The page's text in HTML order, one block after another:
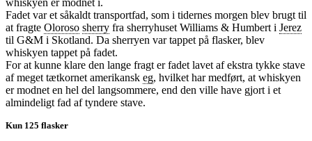
Fadet var et såkaldt transportfad, som i tidernes morgen blev brugt til
at fragte Oloroso sherry fra sherryhuset Williams & Humbert i Jerez
til G&M i Skotland. Da sherryen var tappet på flasker, blev
whiskyen tappet på fadet.
For at kunne klare den lange fragt er fadet lavet af ekstra tykke stave
af meget tætkornet amerikansk eg, hvilket har medført, at whiskyen
er modnet en hel del langsommere, end den ville have gjort i et
almindeligt fad af tyndere stave.
Kun 125 flasker